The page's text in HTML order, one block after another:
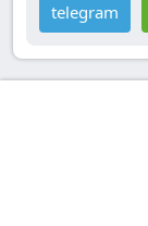
telegram